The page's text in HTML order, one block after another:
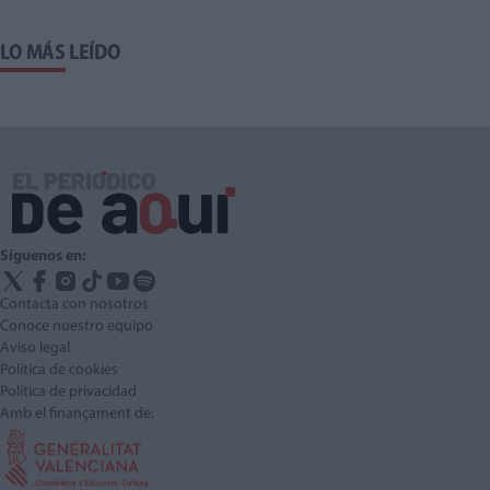
LO MÁS LEÍDO
Síguenos en:
Contacta con nosotros
Conoce nuestro equipo
Aviso legal
Política de cookies
Política de privacidad
Amb el finançament de: